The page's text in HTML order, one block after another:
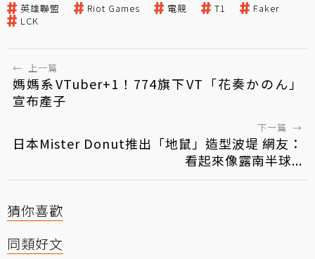
英雄聯盟 Riot Games 電競 T1
Faker
LCK
← 上一篇
媽媽系VTuber+1！774旗下VT「花奏かのん」
宣布產子
下一篇 →
日本Mister Donut推出「地鼠」造型波堤 網友：
看起來像露南半球...
猜你喜歡
同類好文